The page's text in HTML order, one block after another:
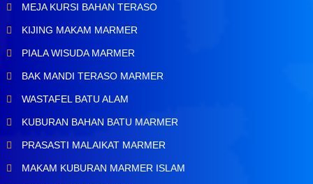
MEJA KURSI BAHAN TERASO
KIJING MAKAM MARMER
PIALA WISUDA MARMER
BAK MANDI TERASO MARMER
WASTAFEL BATU ALAM
KUBURAN BAHAN BATU MARMER
PRASASTI MALAIKAT MARMER
MAKAM KUBURAN MARMER ISLAM